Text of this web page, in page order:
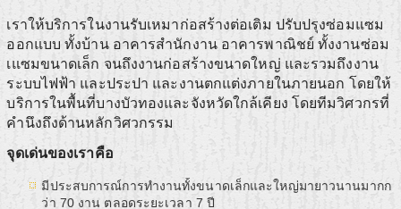
เราให้บริการในงานรับเหมาก่อสร้างต่อเติม ปรับปรุงซ่อมแซม
ออกแบบ ทั้งบ้าน อาคารสำนักงาน อาคารพาณิชย์ ทั้งงานซ่อม
เแซมขนาดเล็ก จนถึงงานก่อสร้างขนาดใหญ่ และรวมถึงงาน
ระบบไฟฟ้า และประปา และงานตกแต่งภายในภายนอก โดยให้
บริการในพื้นที่บางบัวทองและจังหวัดใกล้เคียง โดยทีมวิศวกรที่
คำนึงถึงด้านหลักวิศวกรรม
จุดเด่นของเราคือ
มีประสบการณ์การทำงานทั้งขนาดเล็กและใหญ่มายาวนานมากก
ว่า 70 งาน ตลอดระยะเวลา 7 ปี